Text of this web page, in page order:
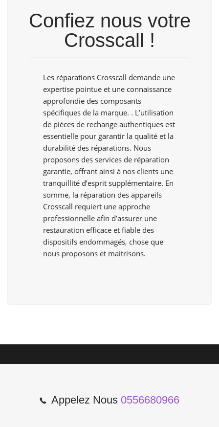
Confiez nous votre
Crosscall !
Les réparations Crosscall demande une
expertise pointue et une connaissance
approfondie des composants
spécifiques de la marque. . L’utilisation
de pièces de rechange authentiques est
essentielle pour garantir la qualité et la
durabilité des réparations. Nous
proposons des services de réparation
garantie, offrant ainsi à nos clients une
tranquillité d’esprit supplémentaire. En
somme, la réparation des appareils
Crosscall requiert une approche
professionnelle afin d’assurer une
restauration efficace et fiable des
dispositifs endommagés, chose que
nous proposons et maitrisons.
Appelez Nous 0556680966